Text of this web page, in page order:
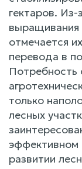
гектаров.
выращивания
отмечается
перевода в
Потребность
только
лесных
эффективном
развитии